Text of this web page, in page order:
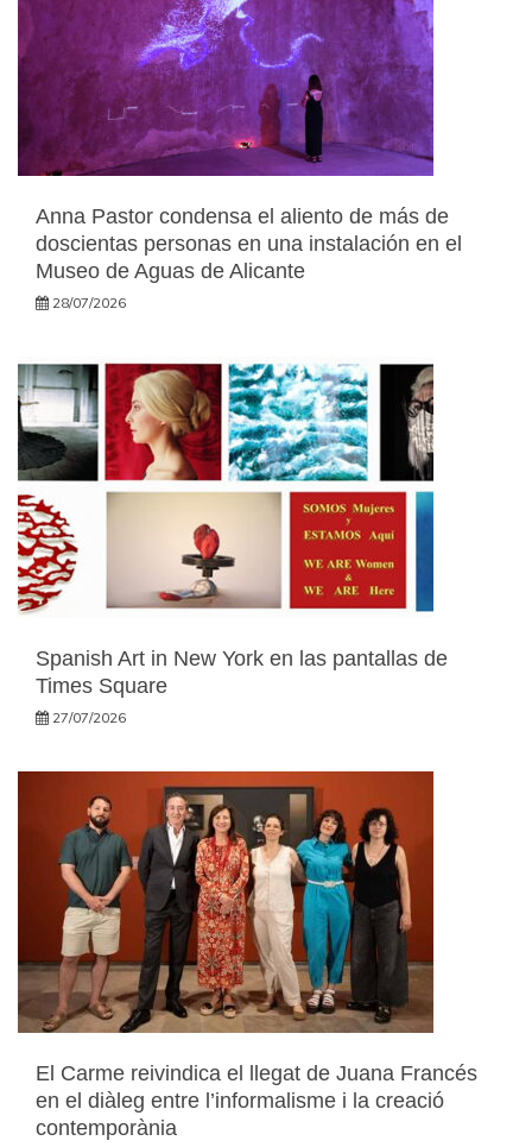
Anna Pastor condensa el aliento de más de
doscientas personas en una instalación en el
Museo de Aguas de Alicante
28/07/2026
Spanish Art in New York en las pantallas de
Times Square
27/07/2026
El Carme reivindica el llegat de Juana Francés
en el diàleg entre l’informalisme i la creació
contemporània